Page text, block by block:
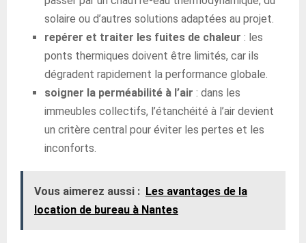
solaire ou d’autres solutions adaptées au projet.
repérer et traiter les fuites de chaleur : les
ponts thermiques doivent être limités, car ils
dégradent rapidement la performance globale.
soigner la perméabilité à l’air : dans les
immeubles collectifs, l’étanchéité à l’air devient
un critère central pour éviter les pertes et les
inconforts.
Vous aimerez aussi : Les avantages de la
location de bureau à Nantes